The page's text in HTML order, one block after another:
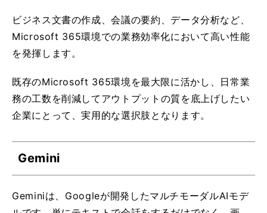
ビジネス文書の作成、会議の要約、データ分析など、
Microsoft 365環境での業務効率化において高い性能
を発揮します。
既存のMicrosoft 365環境を最大限に活かし、日常業
務の工数を削減してアウトプットの質を底上げしたい
企業にとって、実用的な選択肢となります。
Gemini
Geminiは、Googleが開発したマルチモーダルAIモデ